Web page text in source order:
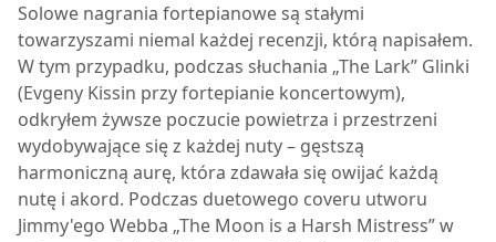
Solowe nagrania fortepianowe są stałymi
towarzyszami niemal każdej recenzji, którą napisałem.
W tym przypadku, podczas słuchania „The Lark” Glinki
(Evgeny Kissin przy fortepianie koncertowym),
odkryłem żywsze poczucie powietrza i przestrzeni
wydobywające się z każdej nuty – gęstszą
harmoniczną aurę, która zdawała się owijać każdą
nutę i akord. Podczas duetowego coveru utworu
Jimmy'ego Webba „The Moon is a Harsh Mistress” w